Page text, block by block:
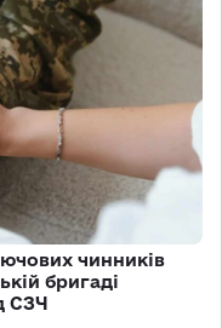
чинників
бригаді
СЗЧ